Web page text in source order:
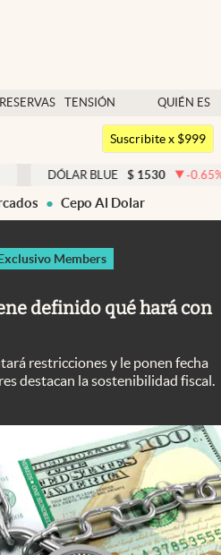
RESERVAS
TENSIÓN
GEOPOLÍTICA
QUIÉN ES
QUIÉN
Argentina
Suscribite x $999
BLUE $ 1530 -0.65%
Cepo Al Dolar
Members
definido qué hará con
restricciones y le ponen fecha
destacan la sostenibilidad fiscal.